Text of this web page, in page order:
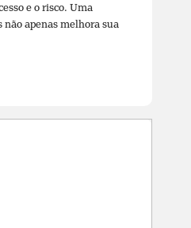
e o risco. Uma
apenas melhora sua